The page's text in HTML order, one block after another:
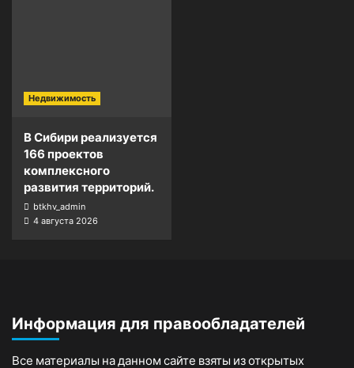
Недвижимость
В Сибири реализуется
166 проектов
комплексного
развития территорий.
btkhv_admin
4 августа 2026
Информация для правообладателей
Все материалы на данном сайте взяты из открытых